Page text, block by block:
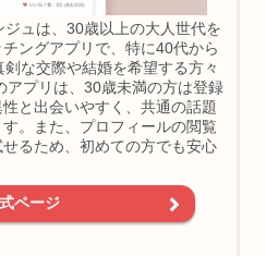
ジュは、30歳以上の大人世代を
ングアプリで、特に40代から
な交際や結婚を希望する方々
アプリは、30歳未満の方は登録
と出会いやすく、共通の話題
。また、プロフィールの閲覧
るため、初めての方でも安心
ページ